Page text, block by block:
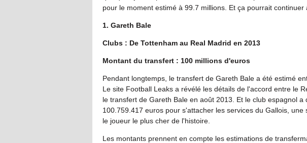
pour le moment estimé à 99.7 millions. Et ça pourrait continuer
1. Gareth Bale
Clubs : De Tottenham au Real Madrid en 2013
Montant du transfert : 100 millions d'euros
Pendant longtemps, le transfert de Gareth Bale a été estimé
Le site Football Leaks a révélé les détails de l'accord entre le
le transfert de Gareth Bale en août 2013. Et le club espagnol a
100.759.417 euros pour s'attacher les services du Gallois,
le joueur le plus cher de l'histoire.
Les montants prennent en compte les estimations de